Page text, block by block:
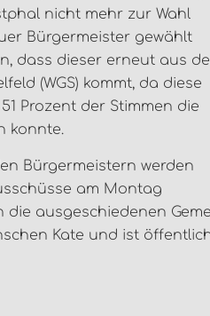
nicht mehr zur Wahl
Bürgermeister gewählt
dass dieser erneut aus
(WGS) kommt, da diese
Prozent der Stimmen die
konnte.
Bürgermeistern werden
am Montag
die ausgeschiedenen
Kate und ist